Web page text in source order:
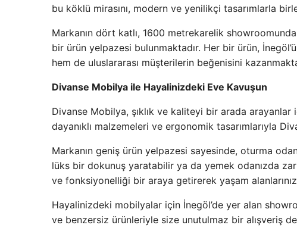
bu köklü mirasını, modern ve yenilikçi tasarımlarla
Markanın dört katlı, 1600 metrekarelik
bir ürün yelpazesi bulunmaktadır. Her bir ürün,
hem de uluslararası müşterilerin beğenisini
Divanse Mobilya ile Hayalinizdeki Eve Kavuşun
Divanse Mobilya, şıklık ve kaliteyi bir arada
dayanıklı malzemeleri ve ergonomik tasarımlarıyla
Markanın geniş ürün yelpazesi sayesinde, oturma
lüks bir dokunuş yaratabilir ya da yemek odanızda
ve fonksiyonelliği bir araya getirerek yaşam
Hayalinizdeki mobilyalar için İnegöl’de yer alan
ve benzersiz ürünleriyle size unutulmaz bir alışveriş